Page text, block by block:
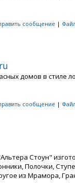
сообщение |
домов в стиле
сообщение |
Стоун"
Полочки,
из Мрамора,